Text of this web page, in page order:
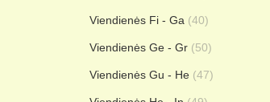
Viendienės Fi - Ga (40)
Viendienės Ge - Gr (50)
Viendienės Gu - He (47)